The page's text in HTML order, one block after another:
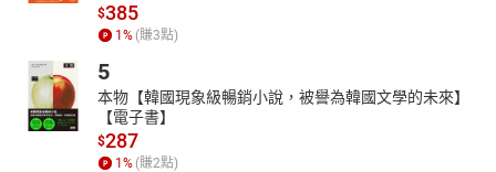
$385
1 % (賺3點)
5
本物【韓國現象級暢銷小說，被譽為韓國文學的未來】
【電子書】
$287
1 % (賺2點)